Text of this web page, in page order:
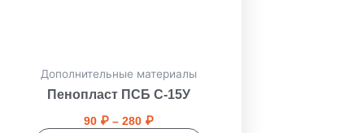
Дополнительные материалы
Пенопласт ПСБ С-15У
90 ₽ – 280 ₽